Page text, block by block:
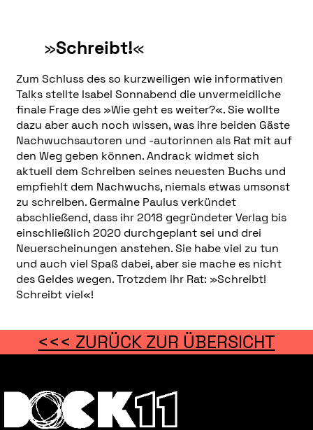
»Schreibt!«
Zum Schluss des so kurzweiligen wie informativen
Talks stellte Isabel Sonnabend die unvermeidliche
finale Frage des »Wie geht es weiter?«. Sie wollte
dazu aber auch noch wissen, was ihre beiden Gäste
Nachwuchsautoren und -autorinnen als Rat mit auf
den Weg geben können. Andrack widmet sich
aktuell dem Schreiben seines neuesten Buchs und
empfiehlt dem Nachwuchs, niemals etwas umsonst
zu schreiben. Germaine Paulus verkündet
abschließend, dass ihr 2018 gegründeter Verlag bis
einschließlich 2020 durchgeplant sei und drei
Neuerscheinungen anstehen. Sie habe viel zu tun
und auch viel Spaß dabei, aber sie mache es nicht
des Geldes wegen. Trotzdem ihr Rat: »Schreibt!
Schreibt viel«!
<<< ZURÜCK ZUR ÜBERSICHT